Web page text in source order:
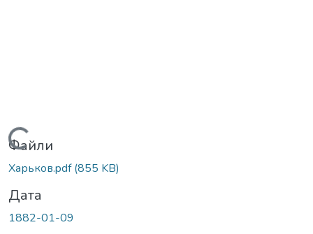
Вантажиться...
Файли
Харьков.pdf(855 KB)
Дата
1882-01-09